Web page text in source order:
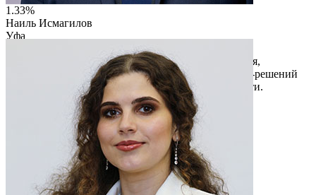
1.33%
Наиль Исмагилов
Уфа
ООО "ВЕБПРОСТРАНСТВО"
Вебпространство — аккредитованная ИТ-компания,
специализирующаяся на разработке цифровых веб-решений
для промышленности, образования и недвижимости.
Читать описание
Перейти на сайт